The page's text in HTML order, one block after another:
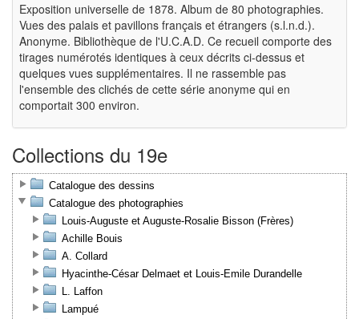
Exposition universelle de 1878. Album de 80 photographies.
Vues des palais et pavillons français et étrangers (s.l.n.d.).
Anonyme. Bibliothèque de l'U.C.A.D. Ce recueil comporte des
tirages numérotés identiques à ceux décrits ci-dessus et
quelques vues supplémentaires. Il ne rassemble pas
l'ensemble des clichés de cette série anonyme qui en
comportait 300 environ.
Collections du 19e
Catalogue des dessins
Catalogue des photographies
Louis-Auguste et Auguste-Rosalie Bisson (Frères)
Achille Bouis
A. Collard
Hyacinthe-César Delmaet et Louis-Emile Durandelle
L. Laffon
Lampué